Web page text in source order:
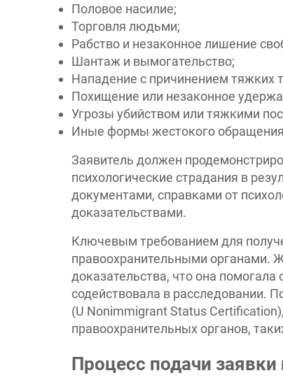
Половое насилие;
Торговля людьми;
Рабство и незаконное лишение
Шантаж и вымогательство;
Нападение с причинением тяжких
Похищение или незаконное
Угрозы убийством или тяжкими
Иные формы жестокого
Заявитель должен
психологические страдания в
документами, справками от
доказательствами.
Ключевым требованием для
правоохранительными органами.
доказательства, что она
содействовала в расследовании.
(U Nonimmigrant Status
правоохранительных органов,
Процесс подачи заявки